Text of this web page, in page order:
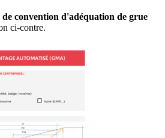
de convention d'adéquation de grue
ci-contre.